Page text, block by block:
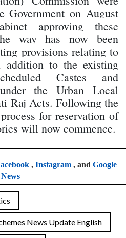
Government on August
approving these
way has now been
provisions relating to
addition to the existing
Castes and
the Urban Local
Raj Acts. Following the
for reservation of
will now commence.
, Instagram, and Google
News
News Update English